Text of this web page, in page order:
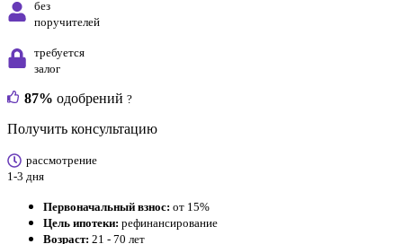
без
поручителей
требуется
залог
87% одобрений ?
Получить консультацию
рассмотрение
1-3 дня
Первоначальный взнос: от 15%
Цель ипотеки: рефинансирование
Возраст: 21 - 70 лет